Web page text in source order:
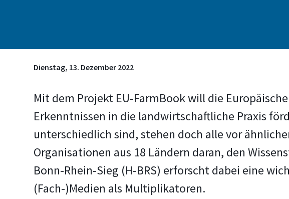
Dienstag, 13. Dezember 2022
Mit dem Projekt EU-FarmBook will die
Erkenntnissen in die landwirtschaftliche Praxis
unterschiedlich sind, stehen doch alle vor
Organisationen aus 18 Ländern daran, den
Bonn-Rhein-Sieg (H-BRS) erforscht dabei eine
(Fach-)Medien als Multiplikatoren.